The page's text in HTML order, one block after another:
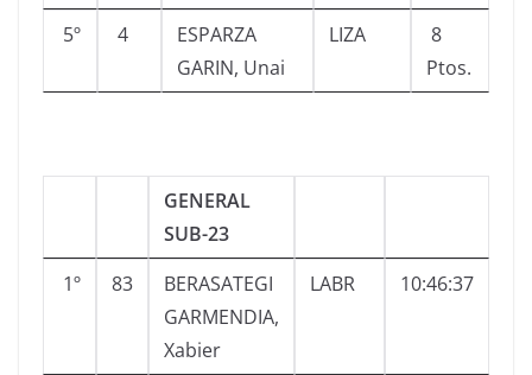
5º
4
ESPARZA
GARIN, Unai
LIZA
8
Ptos.
GENERAL
SUB-23
1º
83
BERASATEGI
GARMENDIA,
Xabier
LABR 10:46:37